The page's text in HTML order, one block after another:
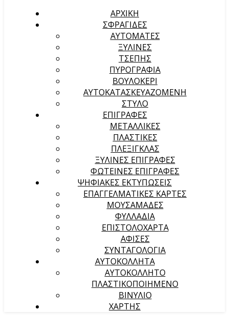
ΑΡΧΙΚΉ
ΣΦΡΑΓΙΔΕΣ
ΑΥΤΟΜΑΤΕΣ
ΞΥΛΙΝΕΣ
ΤΣΕΠΗΣ
ΠΥΡΟΓΡΑΦΙΑ
ΒΟΥΛΟΚΕΡΙ
ΑΥΤΟΚΑΤΑΣΚΕΥΑΖΟΜΕΝΗ
ΣΤΥΛΟ
ΕΠΙΓΡΑΦΕΣ
ΜΕΤΑΛΛΙΚΕΣ
ΠΛΑΣΤΙΚΕΣ
ΠΛΕΞΙΓΚΛΑΣ
ΞΥΛΙΝΕΣ ΕΠΙΓΡΑΦΕΣ
ΦΩΤΕΙΝΕΣ ΕΠΙΓΡΑΦΕΣ
ΨΗΦΙΑΚΕΣ ΕΚΤΥΠΩΣΕΙΣ
ΕΠΑΓΓΕΛΜΑΤΙΚΕΣ ΚΑΡΤΕΣ
ΜΟΥΣΑΜΑΔΕΣ
ΦΥΛΛΑΔΙΑ
ΕΠΙΣΤΟΛΟΧΑΡΤΑ
ΑΦΙΣΕΣ
ΣΥΝΤΑΓΟΛΟΓΙΑ
ΑΥΤΟΚΟΛΛΗΤΑ
ΑΥΤΟΚΟΛΛΗΤΟ
ΠΛΑΣΤΙΚΟΠΟΙΗΜΕΝΟ
ΒΙΝΥΛΙΟ
ΧΑΡΤΗΣ